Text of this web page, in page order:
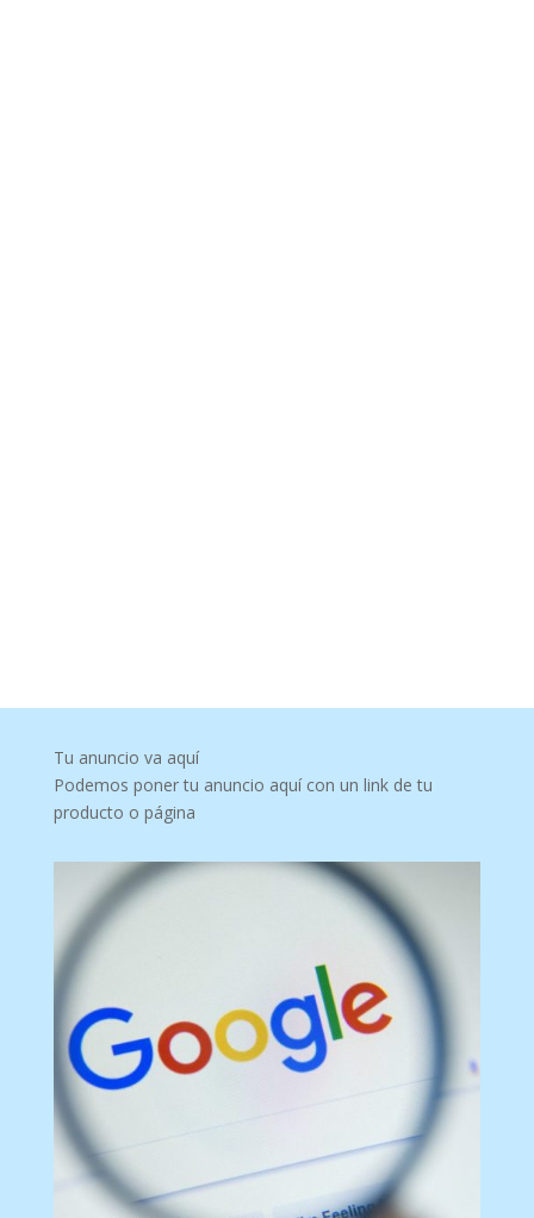
Tu anuncio va aquí
Podemos poner tu anuncio aquí con un link de tu
producto o página